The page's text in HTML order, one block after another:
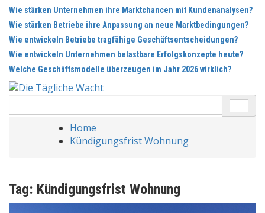
Skip
to
Wie stärken Unternehmen ihre Marktchancen mit Kundenanalysen?
Wie stärken Betriebe ihre Anpassung an neue Marktbedingungen?
Wie entwickeln Betriebe tragfähige Geschäftsentscheidungen?
Wie entwickeln Unternehmen belastbare Erfolgskonzepte heute?
Welche Geschäftsmodelle überzeugen im Jahr 2026 wirklich?
for:
Home
Kündigungsfrist Wohnung
Tag: Kündigungsfrist Wohnung